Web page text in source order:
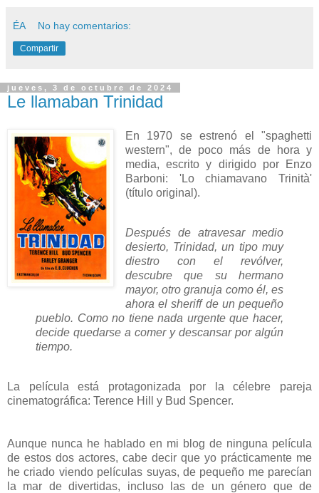
ÉA No hay comentarios:
Compartir
jueves, 3 de octubre de 2024
Le llamaban Trinidad
En 1970 se estrenó el "spaghetti
western", de poco más de hora y
media, escrito y dirigido por Enzo
Barboni: 'Lo chiamavano Trinità'
(título original).
Después de atravesar medio
desierto, Trinidad, un tipo muy
diestro con el revólver,
descubre que su hermano
mayor, otro granuja como él, es
ahora el sheriff de un pequeño
pueblo. Como no tiene nada urgente que hacer,
decide quedarse a comer y descansar por algún
tiempo.
La película está protagonizada por la célebre pareja
cinematográfica: Terence Hill y Bud Spencer.
Aunque nunca he hablado en mi blog de ninguna película
de estos dos actores, cabe decir que yo prácticamente me
he criado viendo películas suyas, de pequeño me parecían
la mar de divertidas, incluso las de un género que de